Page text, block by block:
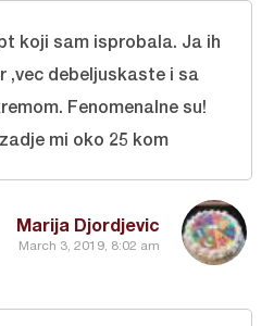
Marija Djordjevic
March 3, 2019, 8:02 am
koji sam isprobala. Ja ih
,vec debeljuskaste i sa
Fenomenalne su!
mi oko 25 kom